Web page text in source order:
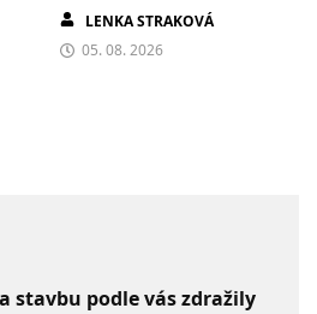
LENKA STRAKOVÁ
05. 08. 2026
stavbu podle vás zdražily